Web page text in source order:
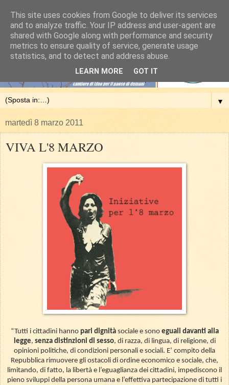
▼
martedì 8 marzo 2011
VIVA L'8 MARZO
“Tutti i cittadini hanno pari dignitàsociale e sono eguali davanti alla
legge, senza distinzioni di sesso, di razza, di lingua, di religione, di
opinioni politiche, di condizioni personali e sociali. E’ compito della
Repubblica rimuovere gli ostacoli di ordine economico e sociale, che,
limitando, di fatto, la libertà e l’eguaglianza dei cittadini, impediscono il
pieno sviluppi della persona umana e l’effettiva partecipazione di tutti i
This site uses cookies from Google to deliver its services
and to analyze traffic. Your IP address and user-agent are
shared with Google along with performance and security
metrics to ensure quality of service, generate usage
statistics, and to detect and address abuse.
LEARN MORE GOT IT